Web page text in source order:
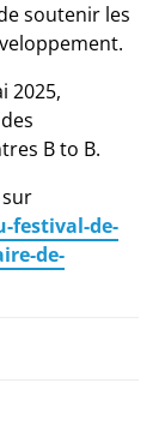
soutenir les
2025,
B to B.
festival-de-
de-